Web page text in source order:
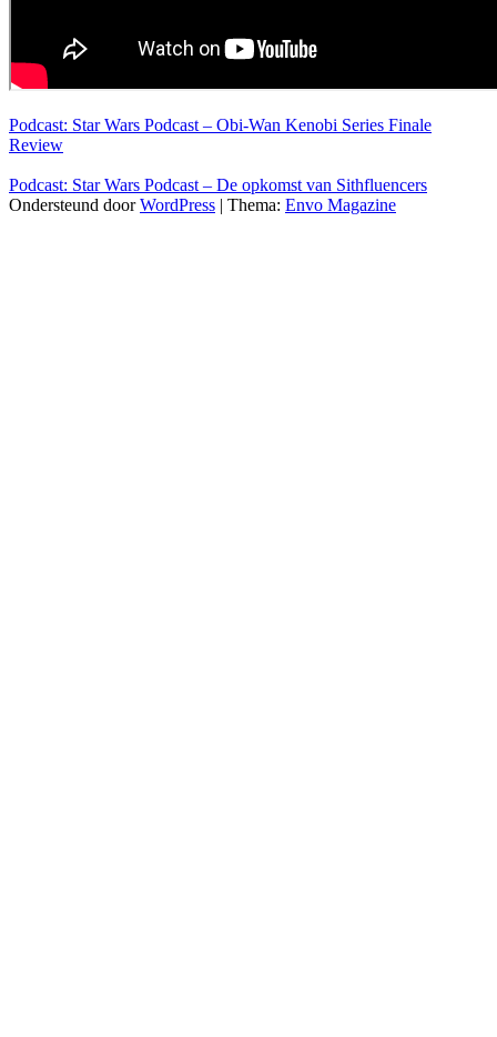
Podcast: Star Wars Podcast – Obi-Wan Kenobi Series Finale
Review
Podcast: Star Wars Podcast – De opkomst van Sithfluencers
Ondersteund doorWordPress | Thema: Envo Magazine